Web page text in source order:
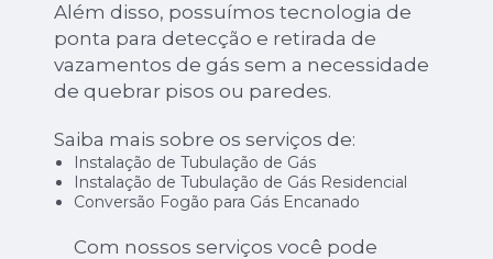
Além disso, possuímos tecnologia de
ponta para detecção e retirada de
vazamentos de gás sem a necessidade
de quebrar pisos ou paredes.
Saiba mais sobre os serviços de:
Instalação de Tubulação de Gás
Instalação de Tubulação de Gás Residencial
Conversão Fogão para Gás Encanado
Com nossos serviços você pode